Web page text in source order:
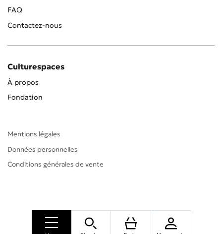
FAQ
Contactez-nous
Culturespaces
À propos
Fondation
Mentions légales
Données personnelles
Conditions générales de vente